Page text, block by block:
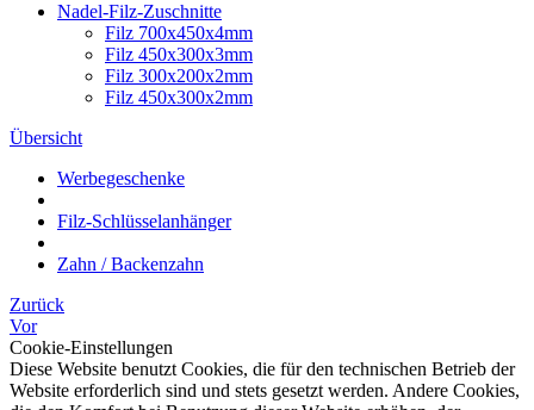
Nadel-Filz-Zuschnitte
Filz 700x450x4mm
Filz 450x300x3mm
Filz 300x200x2mm
Filz 450x300x2mm
Übersicht
Werbegeschenke
Filz-Schlüsselanhänger
Zahn / Backenzahn
Zurück
Vor
Cookie-Einstellungen
Diese Website benutzt Cookies, die für den technischen Betrieb der
Website erforderlich sind und stets gesetzt werden. Andere Cookies,